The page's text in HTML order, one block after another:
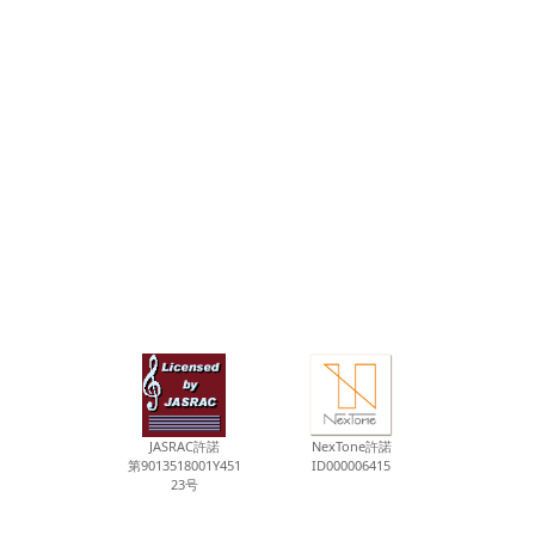
JASRAC許諾
第9013518001Y451
23号
NexTone許諾
ID000006415